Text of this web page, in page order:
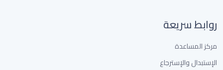
روابط سريعة
مركز المساعدة
الإستبدال والإسترجاع